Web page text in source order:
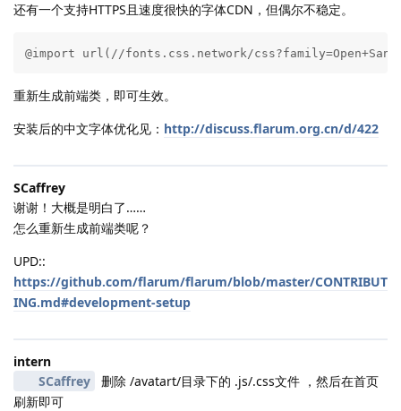
还有一个支持HTTPS且速度很快的字体CDN，但偶尔不稳定。
@import url(//fonts.css.network/
重新生成前端类，即可生效。
安装后的中文字体优化见： http://discuss.flarum.org.cn/d/422
SCaffrey
谢谢！大概是明白了……
怎么重新生成前端类呢？
UPD::
https://github.com/flarum/flarum/blob/master/CONTRIBUT
ING.md#development-setup
intern
SCaffrey
删除 /avatart/目录下的 .js/.css文件 ，然后在首页
刷新即可